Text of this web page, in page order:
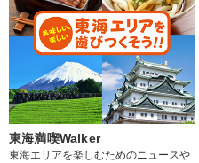
東海満喫Walker
東海エリアを楽しむためのニュースや